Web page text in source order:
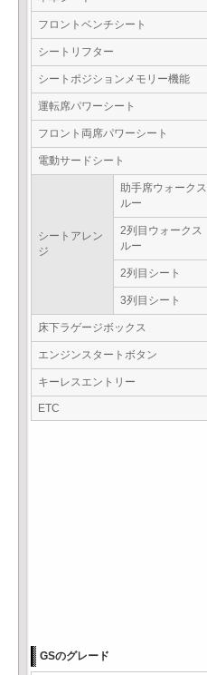
フロントベンチシート
シートリフター
シートポジションメモリー機能
運転席パワーシート
フロント両席パワーシート
電動サードシート
シートアレン
ジ
助手席ウォークス
ルー
2列目ウォークス
ルー
2列目シート
3列目シート
床下ラゲージボックス
エンジンスタートボタン
キーレスエントリー
ETC
GSのグレード